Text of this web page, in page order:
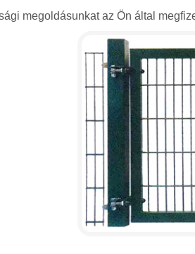
megoldásunkat az Ön által